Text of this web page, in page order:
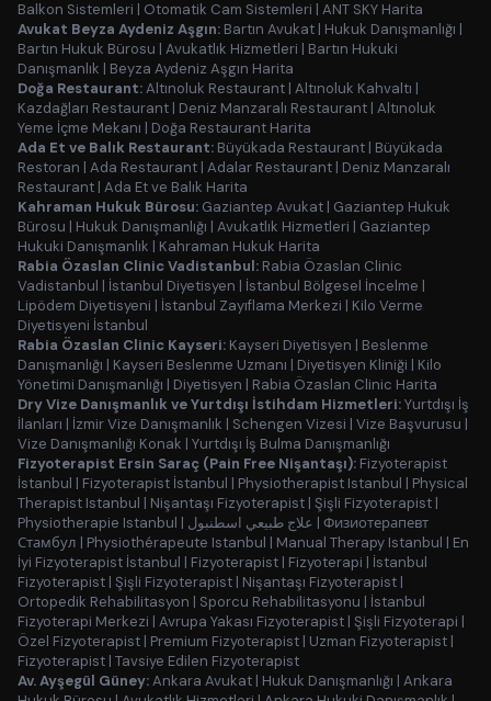
Balkon Sistemleri | Otomatik Cam Sistemleri | ANT SKY Harita
Avukat Beyza Aydeniz Aşgın: Bartın Avukat | Hukuk Danışmanlığı |
Bartın Hukuk Bürosu | Avukatlık Hizmetleri | Bartın Hukuki
Danışmanlık | Beyza Aydeniz Aşgın Harita
Doğa Restaurant:Altınoluk Restaurant | Altınoluk Kahvaltı |
Kazdağları Restaurant | Deniz Manzaralı Restaurant | Altınoluk
Yeme İçme Mekanı | Doğa Restaurant Harita
Ada Et ve Balık Restaurant: Büyükada Restaurant | Büyükada
Restoran | Ada Restaurant | Adalar Restaurant | Deniz Manzaralı
Restaurant | Ada Et ve Balık Harita
Kahraman Hukuk Bürosu: Gaziantep Avukat | Gaziantep Hukuk
Bürosu | Hukuk Danışmanlığı | Avukatlık Hizmetleri | Gaziantep
Hukuki Danışmanlık | Kahraman Hukuk Harita
Rabia Özaslan Clinic Vadistanbul: Rabia Özaslan Clinic
Vadistanbul | İstanbul Diyetisyen | İstanbul Bölgesel İncelme |
Lipödem Diyetisyeni | İstanbul Zayıflama Merkezi | Kilo Verme
Diyetisyeni İstanbul
Rabia Özaslan Clinic Kayseri: Kayseri Diyetisyen | Beslenme
Danışmanlığı | Kayseri Beslenme Uzmanı | Diyetisyen Kliniği | Kilo
Yönetimi Danışmanlığı | Diyetisyen | Rabia Özaslan Clinic Harita
Dry Vize Danışmanlık ve Yurtdışı İstihdam Hizmetleri:Yurtdışı İş
İlanları | İzmir Vize Danışmanlık | Schengen Vizesi | Vize Başvurusu |
Vize Danışmanlığı Konak | Yurtdışı İş Bulma Danışmanlığı
Fizyoterapist Ersin Saraç (Pain Free Nişantaşı): Fizyoterapist
İstanbul | Fizyoterapist İstanbul | Physiotherapist Istanbul | Physical
Therapist Istanbul | Nişantaşı Fizyoterapist | Şişli Fizyoterapist |
Physiotherapie Istanbul | علاج طبيعي اسطنبول | Физиотерапевт
Стамбул | Physiothérapeute Istanbul | Manual Therapy Istanbul | En
İyi Fizyoterapist İstanbul | Fizyoterapist | Fizyoterapi | İstanbul
Fizyoterapist | Şişli Fizyoterapist | Nişantaşı Fizyoterapist |
Ortopedik Rehabilitasyon | Sporcu Rehabilitasyonu | İstanbul
Fizyoterapi Merkezi | Avrupa Yakası Fizyoterapist | Şişli Fizyoterapi |
Özel Fizyoterapist | Premium Fizyoterapist | Uzman Fizyoterapist |
Fizyoterapist | Tavsiye Edilen Fizyoterapist
Av. Ayşegül Güney:Ankara Avukat | Hukuk Danışmanlığı | Ankara